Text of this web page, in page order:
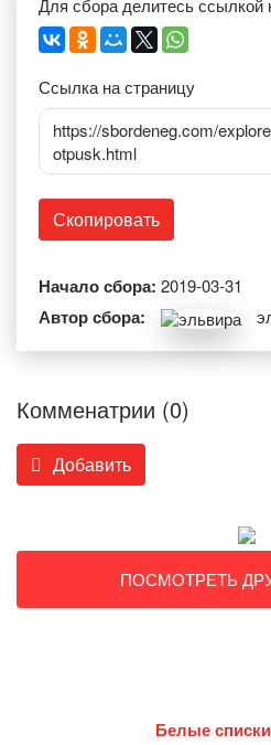
Для сбора делитесь ссылкой
Ссылка на страницу
https://sbordeneg.com/
otpusk.html
Скопировать
Начало сбора: 2019-03-31
Автор сбора:
Комменатрии (0)
Добавить
ПОСМОТРЕТЬ
Белые